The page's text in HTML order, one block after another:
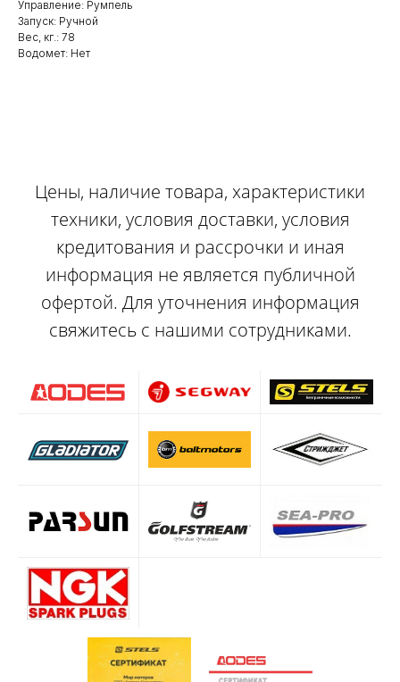
Управление: Румпель
Запуск: Ручной
Вес, кг.: 78
Водомет: Нет
Цены, наличие товара, характеристики
техники, условия доставки, условия
кредитования и рассрочки и иная
информация не является публичной
офертой. Для уточнения информация
свяжитесь с нашими сотрудниками.